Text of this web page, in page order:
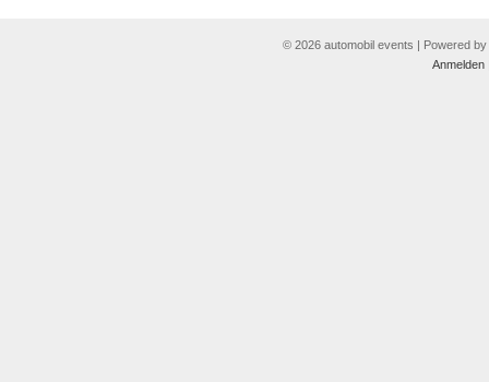
© 2026 automobil events | Powered by
Anmelden|